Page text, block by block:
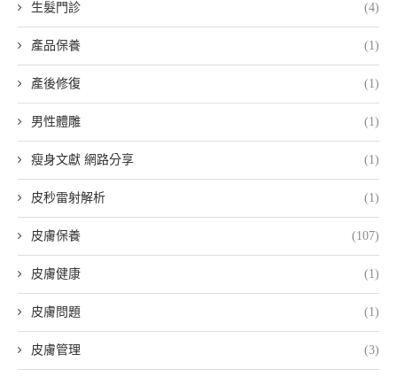
生髮門診 (4)
產品保養 (1)
產後修復 (1)
男性體雕 (1)
瘦身文獻 網路分享 (1)
皮秒雷射解析 (1)
皮膚保養 (107)
皮膚健康 (1)
皮膚問題 (1)
皮膚管理 (3)